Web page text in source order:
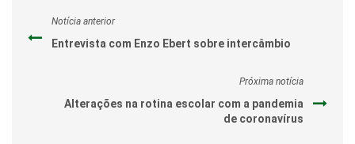
Notícia anterior
Entrevista com Enzo Ebert sobre intercâmbio
Próxima notícia
Alterações na rotina escolar com a pandemia
de coronavírus